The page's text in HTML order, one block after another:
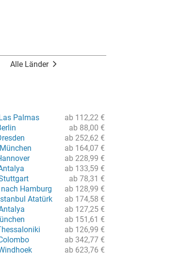
Alle Länder
ab 112,22 €
Palmas
ab 88,00 €
ab 252,62 €
ab 164,07 €
ab 228,99 €
ab 133,59 €
ab 78,31 €
ab 128,99 €
Hamburg
ab 174,58 €
Atatürk
ab 127,25 €
ab 151,61 €
ab 126,99 €
ab 342,77 €
ab 623,76 €